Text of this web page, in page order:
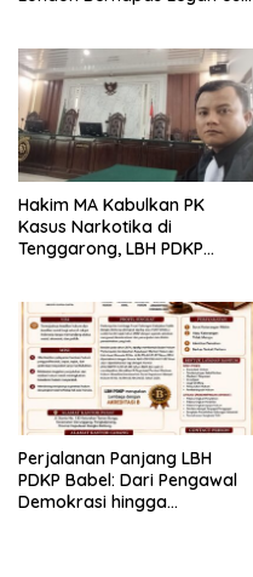
Hakim MA Kabulkan PK
Kasus Narkotika di
Tenggarong, LBH PDKP
Berkeadilan
Perjalanan Panjang LBH
PDKP Babel: Dari Pengawal
Demokrasi hingga